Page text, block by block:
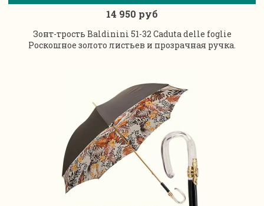
14 950 руб
Зонт-трость Baldinini 51-32 Caduta delle foglie
Роскошное золото листьев и прозрачная ручка.